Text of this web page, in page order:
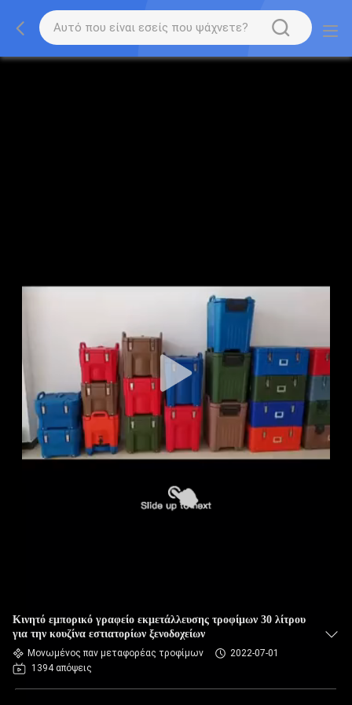
Κινητό εμπορικό γραφείο εκμετάλλευσης τροφίμων 30 λίτρου
για την κουζίνα εστιατορίων ξενοδοχείων
Μονωμένος παν μεταφορέας τροφίμων
2022-07-01
1394 απόψεις